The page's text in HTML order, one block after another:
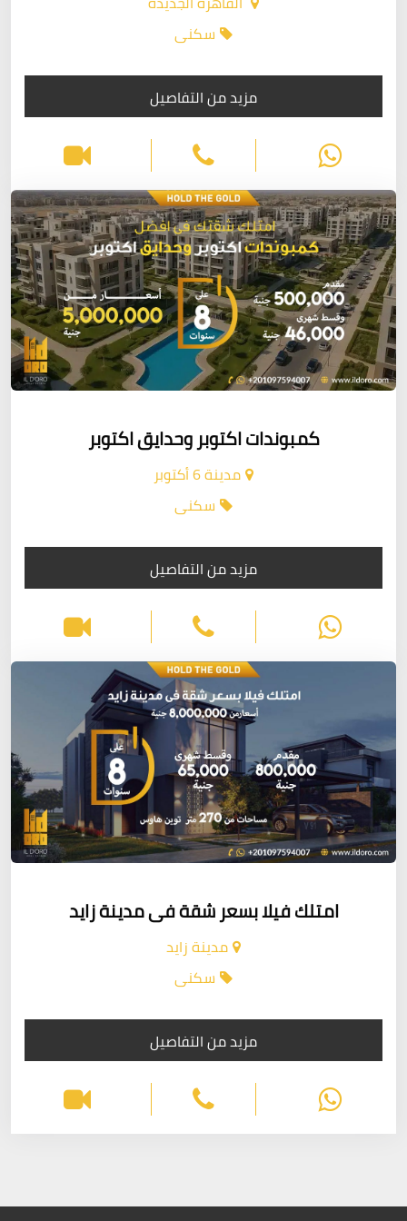
سكنى
مزيد من التفاصيل
كمبوندات اكتوبر وحدايق اكتوبر
مدينة 6 أكتوبر
سكنى
مزيد من التفاصيل
امتلك فيلا بسعر شقة فى مدينة زايد
مدينة زايد
سكنى
مزيد من التفاصيل